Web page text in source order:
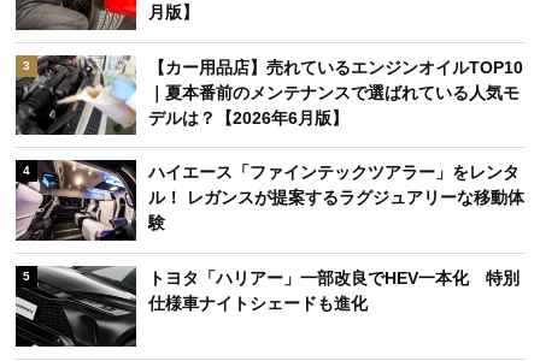
月版】
3
【カー用品店】売れているエンジンオイルTOP10
｜夏本番前のメンテナンスで選ばれている人気モ
デルは？【2026年6月版】
4
ハイエース「ファインテックツアラー」をレンタ
ル！ レガンスが提案するラグジュアリーな移動体
験
5
トヨタ「ハリアー」一部改良でHEV一本化 特別
仕様車ナイトシェードも進化